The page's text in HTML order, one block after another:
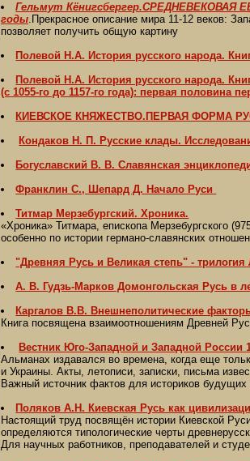
Гельмут Кёнигсбергер.СРЕДНЕВЕКОВАЯ
годы.Прекрасное описание мира 11-12 веков:
позволяет получить общую картину
Полевой Н.А. История русского народа.
Полевой Н.А. История русского народа.
(с 1055-го до 1157-го года): первая половина
КИЕВСКОЕ КНЯЖЕСТВО.ПЕРВАЯ ФОРМА
Кондаков Н. П. Русские клады.
Богуславский В. В. Славянская
Франклин С., Шепард Д. Начало Руси
Титмар Мерзебургский. Хроника.
«Хроника» Титмара, епископа Мерзебургского
особенно по истории германо-славянских
"Древняя Русь и Великая степь" - трилогия
А. В. Гудзь-Марков Домонгольская Русь в
Каргалов В.В. Внешнеполитические
Книга посвящена взаимоотношениям Древней
Вестник Юго-Западной и Западной России
Альманах издавался во времена, когда еще
и Украины. Акты, летописи, записки, письма
Важный источник фактов для историков
Поляков А.Н. Киевская Русь как
Настоящий труд посвящён истории Киевской
определяются типологические черты
Для научных работников, преподавателей и